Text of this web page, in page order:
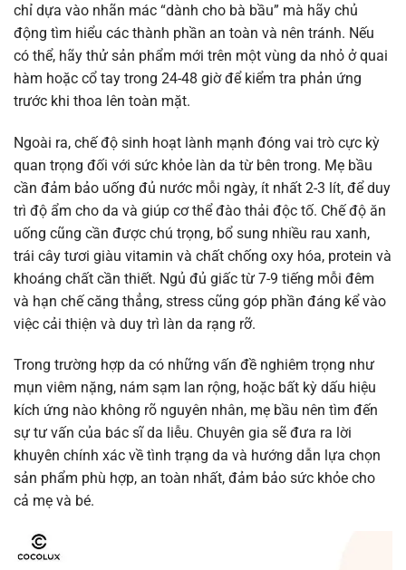
chỉ dựa vào nhãn mác “dành cho bà bầu” mà hãy chủ
động tìm hiểu các thành phần an toàn và nên tránh. Nếu
có thể, hãy thử sản phẩm mới trên một vùng da nhỏ ở quai
hàm hoặc cổ tay trong 24-48 giờ để kiểm tra phản ứng
trước khi thoa lên toàn mặt.
Ngoài ra, chế độ sinh hoạt lành mạnh đóng vai trò cực kỳ
quan trọng đối với sức khỏe làn da từ bên trong. Mẹ bầu
cần đảm bảo uống đủ nước mỗi ngày, ít nhất 2-3 lít, để duy
trì độ ẩm cho da và giúp cơ thể đào thải độc tố. Chế độ ăn
uống cũng cần được chú trọng, bổ sung nhiều rau xanh,
trái cây tươi giàu vitamin và chất chống oxy hóa, protein và
khoáng chất cần thiết. Ngủ đủ giấc từ 7-9 tiếng mỗi đêm
và hạn chế căng thẳng, stress cũng góp phần đáng kể vào
việc cải thiện và duy trì làn da rạng rỡ.
Trong trường hợp da có những vấn đề nghiêm trọng như
mụn viêm nặng, nám sạm lan rộng, hoặc bất kỳ dấu hiệu
kích ứng nào không rõ nguyên nhân, mẹ bầu nên tìm đến
sự tư vấn của bác sĩ da liễu. Chuyên gia sẽ đưa ra lời
khuyên chính xác về tình trạng da và hướng dẫn lựa chọn
sản phẩm phù hợp, an toàn nhất, đảm bảo sức khỏe cho
cả mẹ và bé.